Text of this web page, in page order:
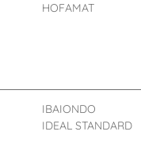
HOFAMAT
IBAIONDO
IDEAL STANDARD